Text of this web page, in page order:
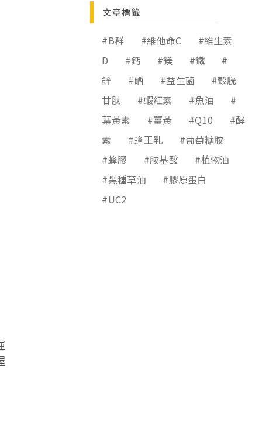
文章標籤
#B群 #維他命C
#維生素
D
#鈣 #鎂 #鐵
#
鋅
#硒 #益生菌
#穀胱
甘肽
#蝦紅素 #魚油
#
葉黃素
#薑黃 #Q10
#酵
素
#蜂王乳
#葡萄糖胺
#蜂膠
#胺基酸
#植物油
#黑種草油
#膠原蛋白
#UC2